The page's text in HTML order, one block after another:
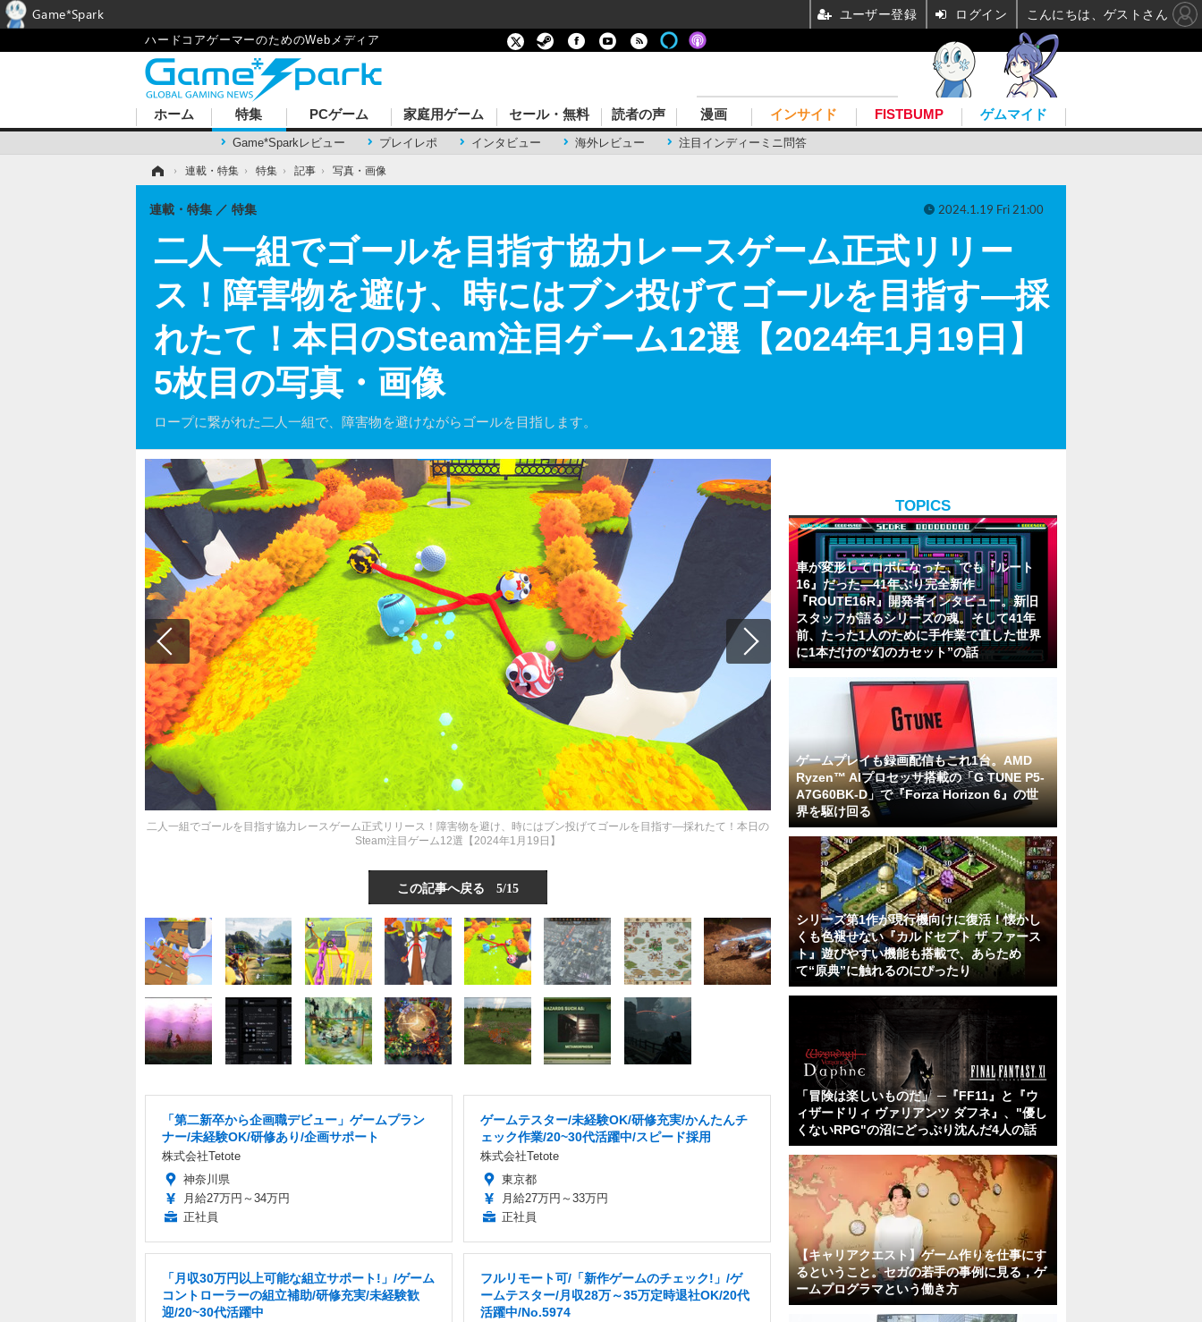
ハードコアゲーマーのためのWebメディア
ホーム 特集
Game*Sparkレビュー プレイレポ インタビュー 海外レビュー 注目インディーミニ問答
PCゲーム 家庭用ゲーム セール・無料 読者の声 漫画 インサイド FISTBUMP ゲムマイド
› 連載・特集 › 特集 › 記事 › 写真・画像
二人一組でゴールを目指す協力レースゲーム正式リリー
ス！障害物を避け、時にはブン投げてゴールを目指す―採
れたて！本日のSteam注目ゲーム12選【2024年1月19日】
5枚目の写真・画像
ロープに繋がれた二人一組で、障害物を避けながらゴールを目指します。
連載・特集 特集 2024.1.19 Fri 21:00
二人一組でゴールを目指す協力レースゲーム正式リリース！障害物を避け、時にはブン投げてゴールを目指す―採れたて！本日の
Steam注目ゲーム12選【2024年1月19日】
この記事へ戻る 5/15
「第二新卒から企画職デビュー」ゲームプラン
ナー/未経験OK/研修あり/企画サポート
株式会社Tetote
神奈川県
月給27万円～34万円
正社員
ゲームテスター/未経験OK/研修充実/かんたんチ
ェック作業/20~30代活躍中/スピード採用
株式会社Tetote
東京都
月給27万円～33万円
正社員
「月収30万円以上可能な組立サポート!」/ゲーム
コントローラーの組立補助/研修充実/未経験歓
迎/20~30代活躍中
フルリモート可/「新作ゲームのチェック!」/ゲ
ームテスター/月収28万～35万定時退社OK/20代
活躍中/No.5974
TOPICS
車が変形してロボになった、でも『ルート
16』だった―41年ぶり完全新作
『ROUTE16R』開発者インタビュー。新旧
スタッフが語るシリーズの魂。そして41年
前、たった1人のために手作業で直した世界
に1本だけの“幻のカセット”の話
ゲームプレイも録画配信もこれ1台。AMD
Ryzen™ AIプロセッサ搭載の「G TUNE P5-
A7G60BK-D」で『Forza Horizon 6』の世
界を駆け回る
シリーズ第1作が現行機向けに復活！懐かし
くも色褪せない『カルドセプト ザ ファース
ト』遊びやすい機能も搭載で、あらため
て“原典”に触れるのにぴったり
「冒険は楽しいものだ」 ─『FF11』と『ウ
ィザードリィ ヴァリアンツ ダフネ』、"優し
くないRPG"の沼にどっぷり沈んだ4人の話
【キャリアクエスト】ゲーム作りを仕事にす
るということ。セガの若手の事例に見る，ゲ
ームプログラマという働き方
Game*Spark ユーザー登録 ログイン こんにちは、ゲストさん